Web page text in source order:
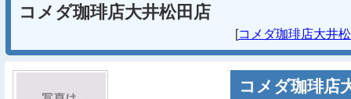
コメダ珈琲店大井松田店
[コメダ珈琲店大井
コメダ珈琲店